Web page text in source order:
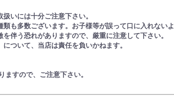
いには十分ご注意下さい。
も多数ございます。お子様等が誤って口に入れないよ
伴う恐れがありますので、厳重に注意して下さい。
ついて、当店は責任を負いかねます。
すので、ご注意下さい。